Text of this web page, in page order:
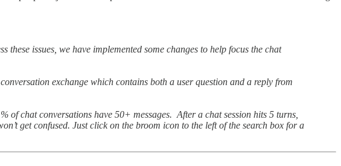
issues, we have implemented some changes to help focus the chat
exchange which contains both a user question and a reply from
chat conversations have 50+ messages. After a chat session hits 5 turns,
get confused. Just click on the broom icon to the left of the search box for a